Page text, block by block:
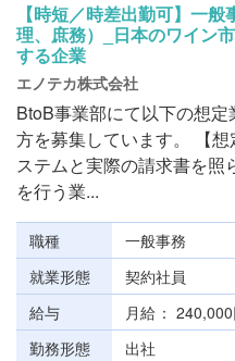
【時短／時差出勤可】一
理、庶務）_日本のワイン
する企業
エノテカ株式会社
BtoB事業部にて以下の想定
方を募集しています。 【
ステムと実際の請求書を照
を行う業...
職種
一般事務
就業形態
契約社員
給与
月給
勤務形態
出社